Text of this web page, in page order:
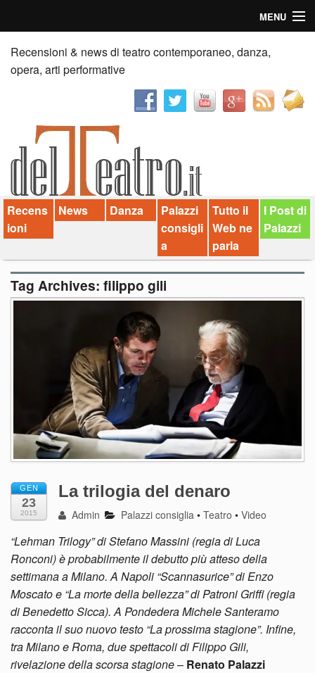
MENU
Home
Recensioni
News
Palazzi consiglia
Video
Chi siamo
Contatti
Recensioni & news di teatro contemporaneo, danza,
opera, arti performative
Recens
ioni
News Danza
Palazzi
consigli
a
Tutto il
Web ne
parla
I Post di
Palazzi
Tag Archives: filippo gili
GEN
23
2015
La trilogia del denaro
Admin Palazzi consiglia •Teatro •Video
“Lehman Trilogy” di Stefano Massini (regia di Luca
Ronconi) è probabilmente il debutto più atteso della
settimana a Milano. A Napoli “Scannasurice” di Enzo
Moscato e “La morte della bellezza” di Patroni Griffi (regia
di Benedetto Sicca). A Pondedera Michele Santeramo
racconta il suo nuovo testo “La prossima stagione”. Infine,
tra Milano e Roma, due spettacoli di Filippo Gili,
rivelazione della scorsa stagione– Renato Palazzi